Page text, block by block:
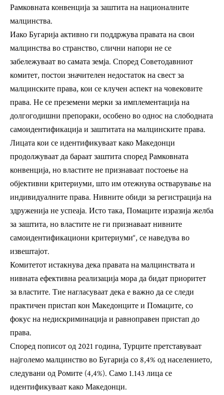
Рамковната конвенција за заштита на националните
малцинства.
Иако Бугарија активно ги поддржува правата на свои
малцинства во странство, слични напори не се
забележуваат во самата земја. Според Советодавниот
комитет, постои значителен недостаток на свест за
малцинските права, кои се клучен аспект на човековите
права. Не се преземени мерки за имплементација на
долгогодишни препораки, особено во однос на слободната
самоидентификација и заштитата на малцинските права.
Лицата кои се идентификуваат како Македонци
продолжуваат да бараат заштита според Рамковната
конвенција, но властите не признаваат постоење на
објективни критериуми, што им отежнува остварување на
индивидуалните права. Нивните обиди за регистрација на
здруженија не успеаја. Исто така, Помаците изразија желба
за заштита, но властите не ги признаваат нивните
самоидентификациони критериуми“, се наведува во
извештајот.
Комитетот истакнува дека правата на малцинствата и
нивната ефективна реализација мора да бидат приоритет
за властите. Тие нагласуваат дека е важно да се следи
практичен пристап кон Македонците и Помаците, со
фокус на недискриминација и равноправен пристап до
права.
Според пописот од 2021 година, Турците претставуваат
најголемо малцинство во Бугарија со 8,4% од населението,
следувани од Ромите (4,4%). Само 1.143 лица се
идентификуваат како Македонци.